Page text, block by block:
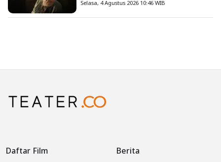
Selasa, 4 Agustus 2026 10:46 WIB
Daftar Film Berita